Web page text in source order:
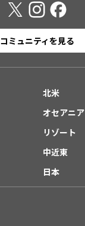
コミュニティを見る
北米
オセアニア
リゾート
中近東
日本